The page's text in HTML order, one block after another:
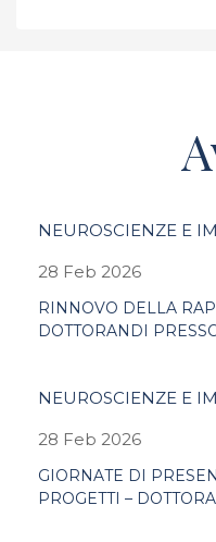
NEUROSCIENZE E
28 Feb 2026
RINNOVO DELLA
DOTTORANDI
NEUROSCIENZE E
28 Feb 2026
GIORNATE DI
PROGETTI –